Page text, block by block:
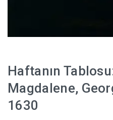
Haftanın
Magdalene,
1630